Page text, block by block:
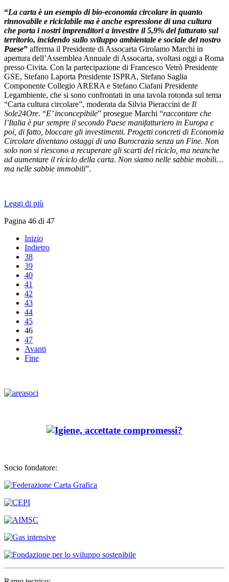
“La carta è un esempio di bio-economia circolare in quanto
rinnovabile e riciclabile ma è anche espressione di una cultura
che porta i nostri imprenditori a investire il 5,9% del fatturato sul
territorio, incidendo sullo sviluppo ambientale e sociale del nostro
Paese” afferma il Presidente di Assocarta Girolamo Marchi in
apertura dell’Assemblea Annuale di Assocarta, svoltasi oggi a Roma
presso Civita. Con la partecipazione di Francesco Vetrò Presidente
GSE, Stefano Laporta Presidente ISPRA, Stefano Saglia
Componente Collegio ARERA e Stefano Ciafani Presidente
Legambiente, che si sono confrontati in una tavola rotonda sul tema
“Carta cultura circolare”, moderata da Silvia Pieraccini de Il
Sole24Ore. “E’ inconcepibile” prosegue Marchi “raccontare che
l’Italia è pur sempre il secondo Paese manifatturiero in Europa e
poi, di fatto, bloccare gli investimenti. Progetti concreti di Economia
Circolare diventano ostaggi di una Burocrazia senza un Fine. Non
solo non si riescono a recuperare gli scarti del riciclo, ma neanche
ad aumentare il riciclo della carta. Non siamo nelle sabbie mobili…
ma nelle sabbie immobili”.
Leggi di più
Pagina 46 di 47
Inizio
Indietro
38
39
40
41
42
43
44
45
46
47
Avanti
Fine
Socio fondatore: